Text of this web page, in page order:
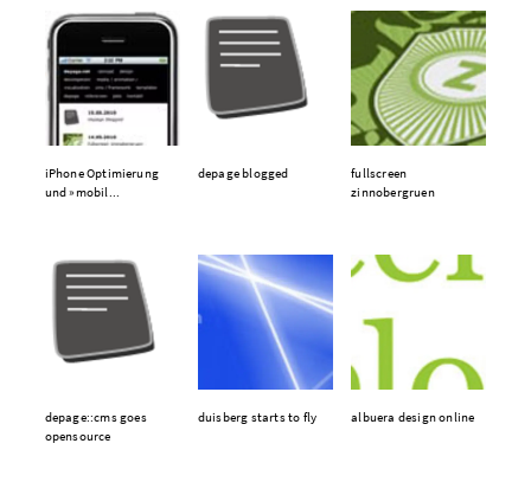
iPhone Optimierung
und »mobil...
depage blogged
fullscreen
zinnobergruen
depage::cms goes
opensource
duisberg starts to fly albuera design online